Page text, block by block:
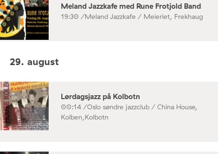
Meland Jazzkafe med Rune Frotjold Band
19:30 /Meland Jazzkafe / Meieriet, Frekhaug
29. august
Lørdagsjazz på Kolbotn
00:14 /Oslo søndre jazzclub / China House,
Kolben,Kolbotn